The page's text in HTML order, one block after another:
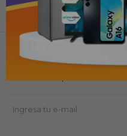
Recibir